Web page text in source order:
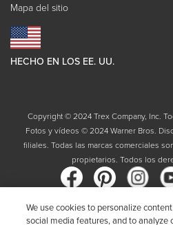
Mapa del sitio
HECHO EN LOS EE. UU.
Copyright © 2024 Trex Company, Inc.
Fotos y vídeos © 2024 Warner Bros.
filiales. Todas las marcas comerciales
propietarios. Todos los
We use cookies to personalize
social media features, and to analyze